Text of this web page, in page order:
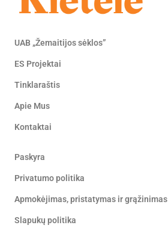
UAB „Žemaitijos sėklos”
ES Projektai
Tinklaraštis
Apie Mus
Kontaktai
Paskyra
Privatumo politika
Apmokėjimas, pristatymas ir grąžinimas
Slapukų politika